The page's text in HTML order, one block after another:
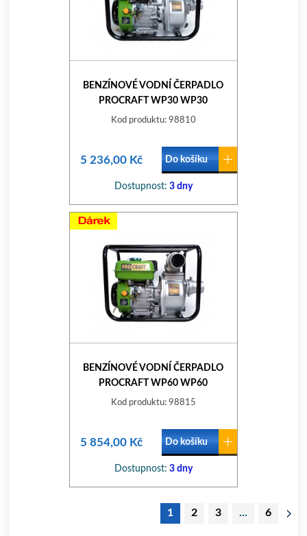
BENZÍNOVÉ VODNÍ ČERPADLO
PROCRAFT WP30 WP30
Kod produktu: 98810
5 236,00 Kč Do košíku
Dostupnost: 3 dny
BENZÍNOVÉ VODNÍ ČERPADLO
PROCRAFT WP60 WP60
Kod produktu: 98815
5 854,00 Kč Do košíku
Dostupnost: 3 dny
1 2 3 ... 6